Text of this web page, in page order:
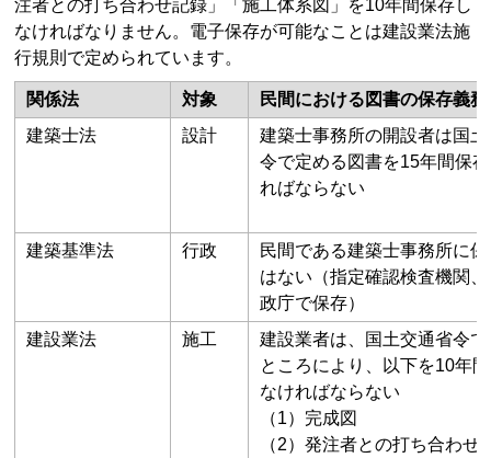
注者との打ち合わせ記録」「施工体系図」を10年間保存し
なければなりません。電子保存が可能なことは建設業法施
行規則で定められています。
関係法 対象
民間における図書の保存義務
建築士法
設計
建築士事務所の開設者は国
令で定める図書を15年間保
ればならない
建築基準法 行政
民間である建築士事務所に
はない（指定確認検査機関
政庁で保存）
建設業法
施工
建設業者は、国土交通省令
ところにより、以下を10年
なければならない
（1）完成図
（2）発注者との打ち合わせ